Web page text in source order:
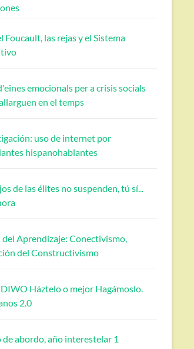
Foucault, las rejas y el Sistema
emocionals per a crisis socials
en el temps
uso de internet por
hispanohablantes
de las élites no suspenden, tú sí...
del Aprendizaje: Conectivismo,
del Constructivismo
Háztelo o mejor Hagámoslo.
2.0
de abordo, año interestelar 1